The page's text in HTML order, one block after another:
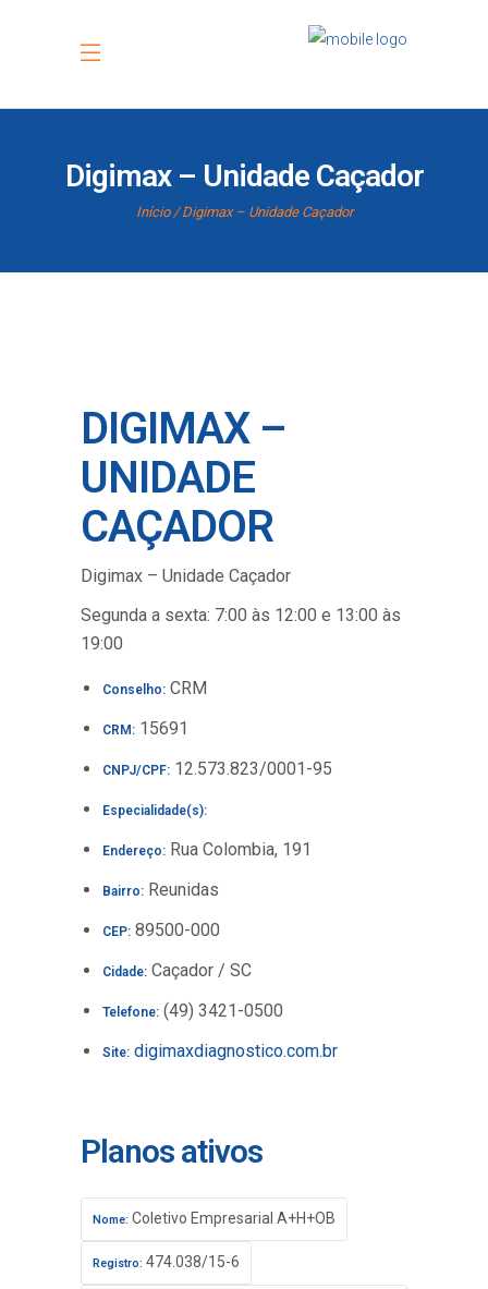
Digimax – Unidade Caçador
Início Digimax – Unidade Caçador
DIGIMAX –
UNIDADE
CAÇADOR
Digimax – Unidade Caçador
Segunda a sexta: 7:00 às 12:00 e 13:00 às
19:00
Conselho: CRM
CRM: 15691
CNPJ/CPF: 12.573.823/0001-95
Especialidade(s):
Endereço: Rua Colombia, 191
Bairro: Reunidas
CEP: 89500-000
Cidade: Caçador / SC
Telefone: (49) 3421-0500
Site: digimaxdiagnostico.com.br
Planos ativos
Nome: Coletivo Empresarial A+H+OB
Registro: 474.038/15-6